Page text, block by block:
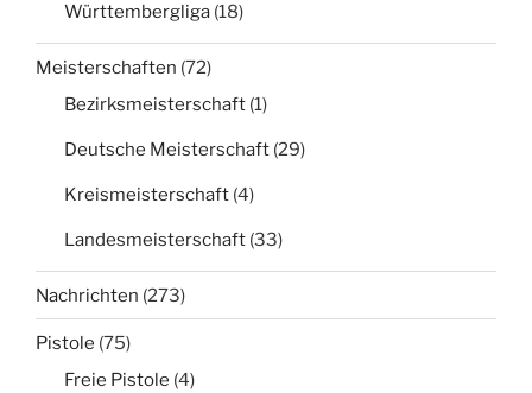
Württembergliga (18)
Meisterschaften (72)
Bezirksmeisterschaft (1)
Deutsche Meisterschaft (29)
Kreismeisterschaft (4)
Landesmeisterschaft (33)
Nachrichten (273)
Pistole (75)
Freie Pistole (4)